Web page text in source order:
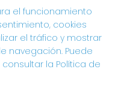
el funcionamiento
cookies
el tráfico y mostrar
navegación. Puede
la Política de